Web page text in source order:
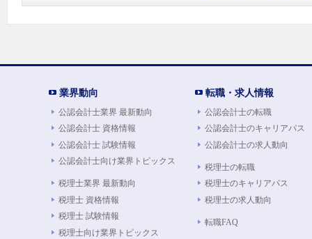
業界動向
公認会計士業界 最新動向
公認会計士 資格情報
公認会計士 試験情報
公認会計士向け業界トピックス
税理士業界 最新動向
税理士 資格情報
税理士 試験情報
税理士向け業界トピックス
転職・求人情報
公認会計士の転職
公認会計士のキャリアパス
公認会計士の求人動向
税理士の転職
税理士のキャリアパス
税理士の求人動向
転職FAQ